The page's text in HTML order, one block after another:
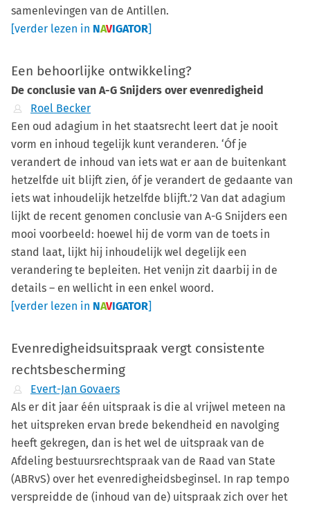
samenlevingen van de Antillen.
[verder lezen in NAVIGATOR]
Een behoorlijke ontwikkeling?
De conclusie van A-G Snijders over evenredigheid
Roel Becker
Een oud adagium in het staatsrecht leert dat je nooit
vorm en inhoud tegelijk kunt veranderen. ‘Óf je
verandert de inhoud van iets wat er aan de buitenkant
hetzelfde uit blijft zien, óf je verandert de gedaante van
iets wat inhoudelijk hetzelfde blijft.’2 Van dat adagium
lijkt de recent genomen conclusie van A-G Snijders een
mooi voorbeeld: hoewel hij de vorm van de toets in
stand laat, lijkt hij inhoudelijk wel degelijk een
verandering te bepleiten. Het venijn zit daarbij in de
details – en wellicht in een enkel woord.
[verder lezen in NAVIGATOR]
Evenredigheidsuitspraak vergt consistente
rechtsbescherming
Evert-Jan Govaers
Als er dit jaar één uitspraak is die al vrijwel meteen na
het uitspreken ervan brede bekendheid en navolging
heeft gekregen, dan is het wel de uitspraak van de
Afdeling bestuursrechtspraak van de Raad van State
(ABRvS) over het evenredigheidsbeginsel. In rap tempo
verspreidde de (inhoud van de) uitspraak zich over het